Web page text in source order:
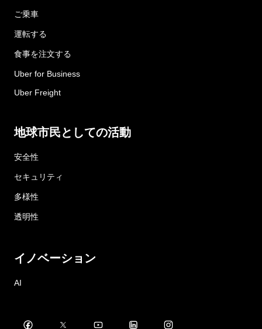
ご乗車
運転する
食事を注文する
Uber for Business
Uber Freight
地球市民としての活動
安全性
セキュリティ
多様性
透明性
イノベーション
AI